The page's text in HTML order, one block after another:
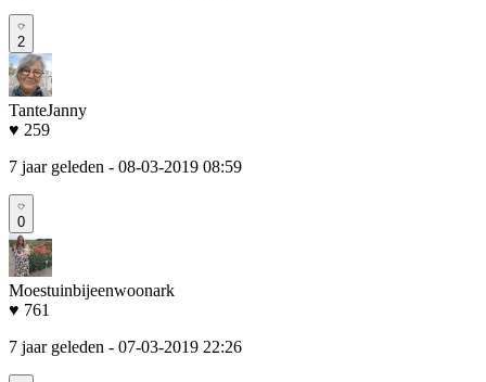
2
TanteJanny
♥ 259
7 jaar geleden - 08-03-2019 08:59
0
Moestuinbijeenwoonark
♥ 761
7 jaar geleden - 07-03-2019 22:26